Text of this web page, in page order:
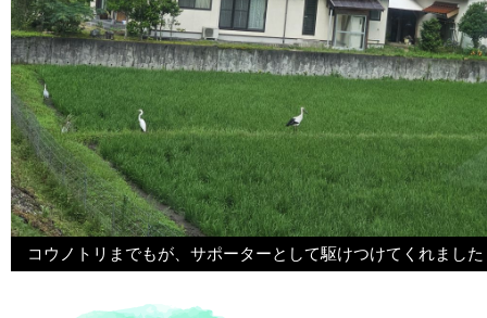
コウノトリまでもが、サポーターとして駆けつけてくれまし